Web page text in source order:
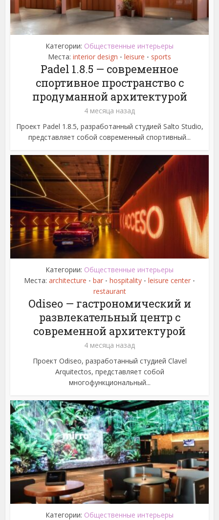
Категории: Общественные интерьеры
Места: interior design • leisure • sports
Padel 1.8.5 — современное
спортивное пространство с
продуманной архитектурой
4 месяца назад
Проект Padel 1.8.5, разработанный студией Salto Studio,
представляет собой современный спортивный...
Категории: Общественные интерьеры
Места: architecture • bar • hospitality • leisure center •
restaurant
Odiseo — гастрономический и
развлекательный центр с
современной архитектурой
4 месяца назад
Проект Odiseo, разработанный студией Clavel
Arquitectos, представляет собой
многофункциональный...
Категории: Общественные интерьеры